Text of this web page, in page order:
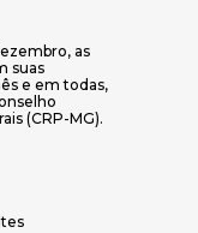
as
suas
e em todas,
(CRP-MG).